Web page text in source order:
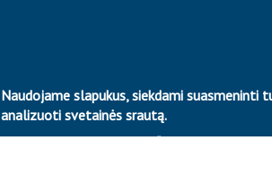
Naudojame slapukus, siekdami
analizuoti svetainės srautą.
Paspausdami mygtuką „Sutinku“, jūs sutinkate su